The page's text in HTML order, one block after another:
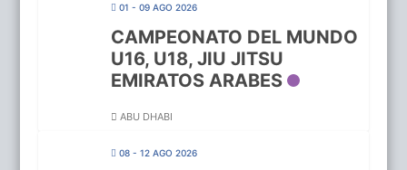
01 - 09 AGO 2026
CAMPEONATO DEL MUNDO
U16, U18, JIU JITSU
EMIRATOS ARABES
ABU DHABI
08 - 12 AGO 2026